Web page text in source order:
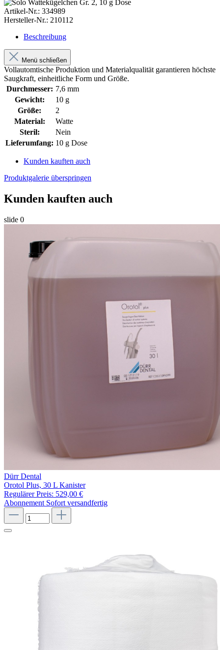
Artikel-Nr.: 334989
Hersteller-Nr.: 210112
Beschreibung
Menü schließen
Vollautomtische Produktion und Materialqualität garantieren höchste
Saugkraft, einheitliche Form und Größe.
Durchmesser: 7,6 mm
Gewicht:
10 g
Größe:
2
Material:
Watte
Steril:
Nein
Lieferumfang: 10 g Dose
Kunden kauften auch
Produktgalerie überspringen
Kunden kauften auch
slide 0
Dürr Dental
Orotol Plus, 30 L Kanister
Regulärer Preis: 529,00 €
Abonnement Sofort versandfertig